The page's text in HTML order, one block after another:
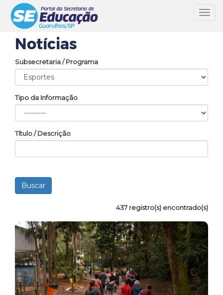
Notícias
Subsecretaria / Programa
Tipo da Informação
Título / Descrição
437 registro(s) encontrado(s)